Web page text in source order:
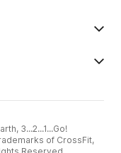
3...2...1...Go!
of CrossFit,